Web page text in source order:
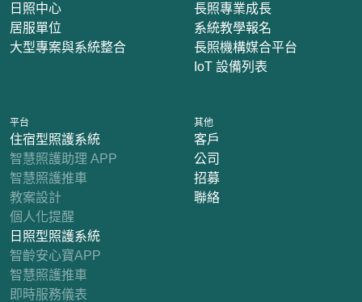
日照中心
居服單位
大型專案與系統整合
平台
住宿型照護系統
智慧照護助理 APP
智慧照護推車
教案設計
個人化提醒
日照型照護系統
智齡安心寶APP
智慧照護推車
即時服務儀表
長照專業成長
系統教學報名
長照機構媒合平台
IoT 設備列表
其他
客戶
公司
招募
聯絡